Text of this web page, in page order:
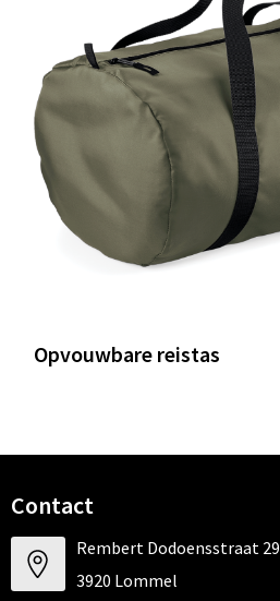
Opvouwbare reistas
Contact
Rembert Dodoensstraat 29
3920 Lommel